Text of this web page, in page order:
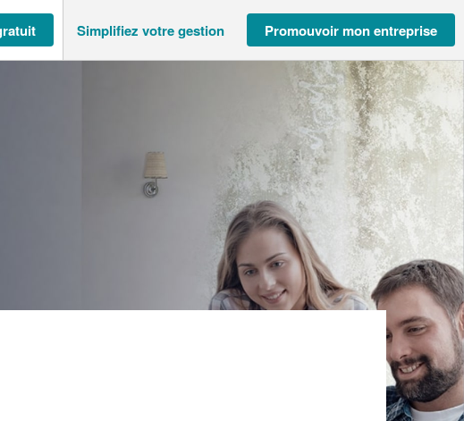
Simplifiez votre gestion Promouvoir mon entreprise